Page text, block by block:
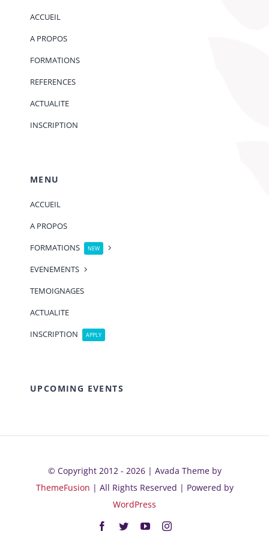
ACCUEIL
A PROPOS
FORMATIONS
REFERENCES
ACTUALITE
INSCRIPTION
MENU
ACCUEIL
A PROPOS
FORMATIONS
NEW
EVENEMENTS
TEMOIGNAGES
ACTUALITE
INSCRIPTION
APPLY
UPCOMING EVENTS
© Copyright 2012 - 2026 | Avada Theme by
ThemeFusion | All Rights Reserved | Powered by
WordPress